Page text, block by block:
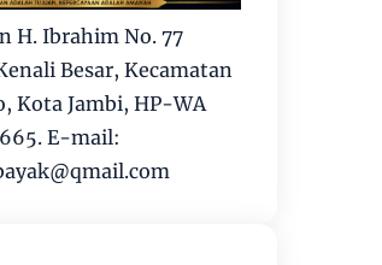
H. Ibrahim No. 77
Besar, Kecamatan
Kota Jambi, HP-WA
E-mail: